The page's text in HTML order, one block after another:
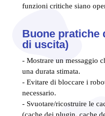
funzioni critiche siano
Buone pratiche
di uscita)
- Mostrare un messaggio
una durata stimata.
- Evitare di bloccare i
necessario.
- Svuotare/ricostruire le